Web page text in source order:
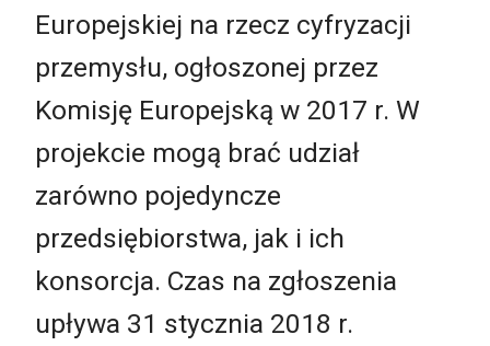
Europejskiej na rzecz cyfryzacji
przemysłu, ogłoszonej przez
Komisję Europejską w 2017 r. W
projekcie mogą brać udział
zarówno pojedyncze
przedsiębiorstwa, jak i ich
konsorcja. Czas na zgłoszenia
upływa 31 stycznia 2018 r.